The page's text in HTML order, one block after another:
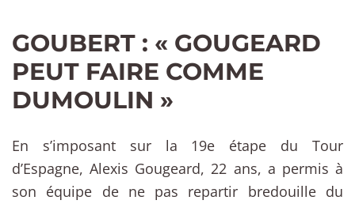
GOUBERT : « GOUGEARD
PEUT FAIRE COMME
DUMOULIN »
En s’imposant sur la 19e étape du Tour
d’Espagne, Alexis Gougeard, 22 ans, a permis à
son équipe de ne pas repartir bredouille du